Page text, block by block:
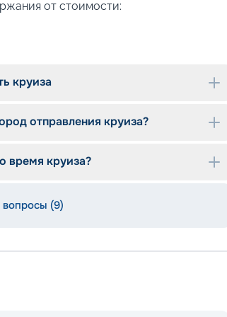
от стоимости:
круиза
отправления круиза?
время круиза?
вопросы (9)